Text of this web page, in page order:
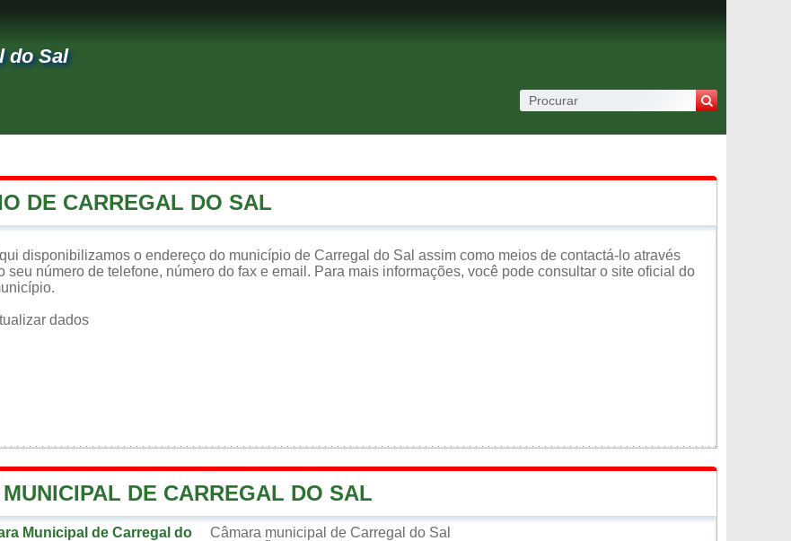
do Sal
DE CARREGAL DO SAL
disponibilizamos o endereço do município de Carregal do Sal assim como meios de contactá-lo através
seu número de telefone, número do fax e email. Para mais informações, você pode consultar o site oficial do
dados
DE CARREGAL DO SAL
Municipal de Carregal do
Câmara municipal de Carregal do Sal